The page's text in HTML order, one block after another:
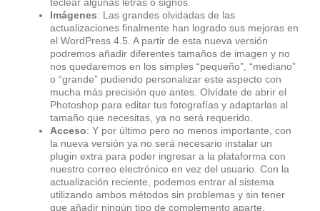
Imágenes: Las grandes olvidadas de las
actualizaciones finalmente han logrado sus mejoras en
el WordPress 4.5. A partir de esta nueva versión
podremos añadir diferentes tamaños de imagen y no
nos quedaremos en los simples “pequeño”, “mediano”
o “grande” pudiendo personalizar este aspecto con
mucha más precisión que antes. Olvídate de abrir el
Photoshop para editar tus fotografías y adaptarlas al
tamaño que necesitas, ya no será requerido.
Acceso: Y por último pero no menos importante, con
la nueva versión ya no será necesario instalar un
plugin extra para poder ingresar a la plataforma con
nuestro correo electrónico en vez del usuario. Con la
actualización reciente, podemos entrar al sistema
utilizando ambos métodos sin problemas y sin tener
que añadir ningún tipo de complemento aparte.